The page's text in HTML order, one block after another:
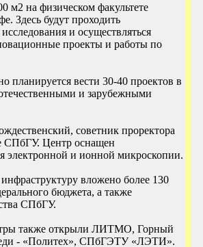
м2 на физическом факультете
Здесь будут проходить
и осуществляться
проекты и работы по
планируется вести 30-40 проектов в
и зарубежными
советник проректора
СПбГУ. Центр оснащен
электронной и ионной микроскопии.
вложено более 130
бюджета, а также
СПбГУ.
также открыли ЛИТМО, Горный
- «Политех», СПбГЭТУ «ЛЭТИ».